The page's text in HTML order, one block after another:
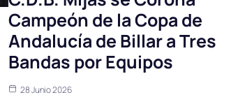
Campeón de la Copa de
Andalucía de Billar a Tres
Bandas por Equipos
28 Junio 2026